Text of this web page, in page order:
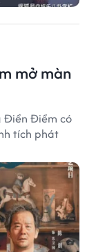
mở màn
Điền Điềm có
tích phát